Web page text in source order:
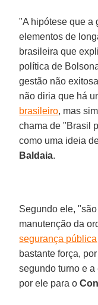
"A hipótese que a
elementos de
brasileira que
política de
gestão não
não diria que há
brasileiro, mas
chama de "Brasil
como uma ideia
Baldaia.
Segundo ele,
manutenção da
segurança pública
bastante força,
segundo turno e
por ele para o